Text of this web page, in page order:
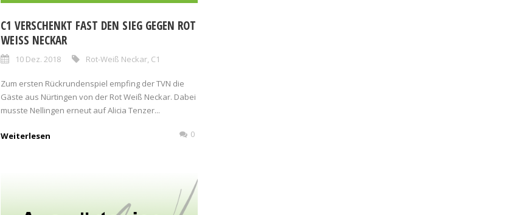
C1 VERSCHENKT FAST DEN SIEG GEGEN ROT
WEISS NECKAR
10 Dez. 2018 Rot-Weiß Neckar, C1
Zum ersten Rückrundenspiel empfing der TVN die
Gäste aus Nürtingen von der Rot Weiß Neckar. Dabei
musste Nellingen erneut auf Alicia Tenzer...
Weiterlesen 0